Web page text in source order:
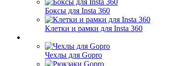
Боксы для Insta 360
Клетки и рамки для Insta 360
Чехлы для Gopro